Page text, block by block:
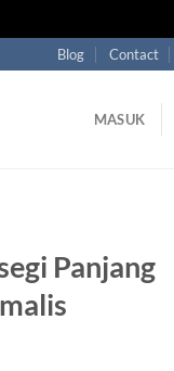
Blog Contact
MASUK
Panjang